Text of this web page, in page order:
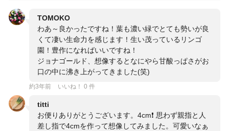
TOMOKO
わあ～良かったですね！葉も濃い緑でとても勢いが良
くて凄い生命力を感じます！生い茂っているリンゴ
園！豊作になればいいですね！
ジョナゴールド、想像するとなにやら甘酸っぱさがお
口の中に沸き上がってきました(笑)
約3年前 いいね！ 0 件
titti
お便りありがとうございます。4cm❗️ 思わず親指と人
差し指で4cmを作って想像してみました。可愛いなぁ